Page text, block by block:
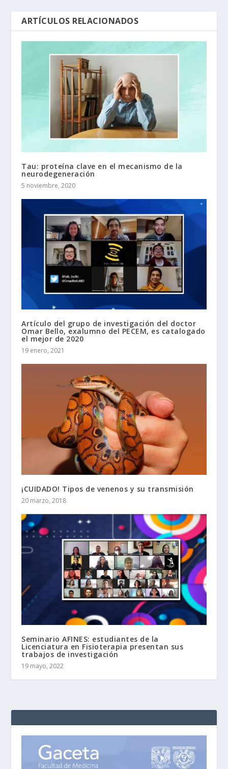
ARTÍCULOS RELACIONADOS
Tau: proteína clave en el mecanismo de la
neurodegeneración
5 noviembre, 2020
Artículo del grupo de investigación del doctor
Omar Bello, exalumno del PECEM, es catalogado
el mejor de 2020
19 enero, 2021
¡CUIDADO! Tipos de venenos y su transmisión
20 marzo, 2018
Seminario AFINES: estudiantes de la
Licenciatura en Fisioterapia presentan sus
trabajos de investigación
19 mayo, 2022